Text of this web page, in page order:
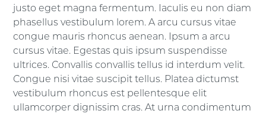
justo eget magna fermentum. Iaculis eu non diam
phasellus vestibulum lorem. A arcu cursus vitae
congue mauris rhoncus aenean. Ipsum a arcu
cursus vitae. Egestas quis ipsum suspendisse
ultrices. Convallis convallis tellus id interdum velit.
Congue nisi vitae suscipit tellus. Platea dictumst
vestibulum rhoncus est pellentesque elit
ullamcorper dignissim cras. At urna condimentum